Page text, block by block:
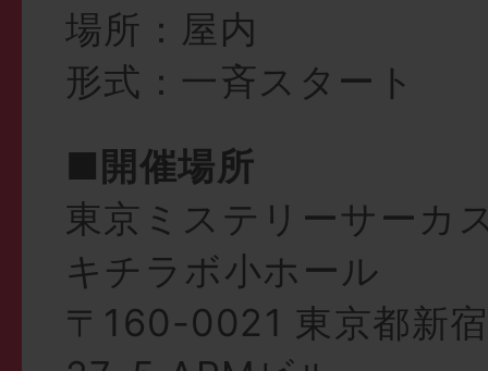
場所：屋内
形式：一斉スタート
■開催場所
東京ミステリーサーカ
キチラボ小ホール
〒160-0021 東京都新